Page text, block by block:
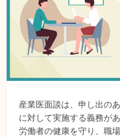
産業医面談は、申し出の
に対して実施する義務があ
労働者の健康を守り、職